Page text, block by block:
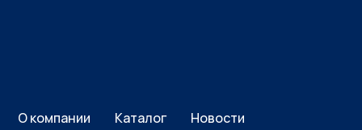
О компании Каталог
Новости